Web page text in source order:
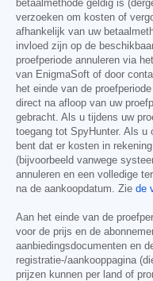
betaalmethode geldig is
verzoeken om kosten of
afhankelijk van uw
invloed zijn op de
proefperiode annuleren via
van EnigmaSoft of door
het einde van de
direct na afloop van uw
gebracht. Als u tijdens uw
toegang tot SpyHunter. Als u
bent dat er kosten in
(bijvoorbeeld vanwege
annuleren en een volledige
na de aankoopdatum. Zie de
Aan het einde van de
voor de prijs en de
aanbiedingsdocumenten en
registratie-/aankooppagina
prijzen kunnen per land of